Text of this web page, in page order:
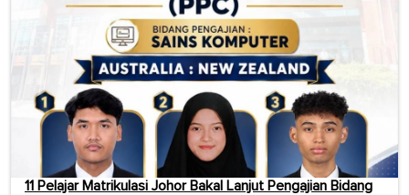
11 Pelajar Matrikulasi Johor Bakal Lanjut Pengajian Bidang